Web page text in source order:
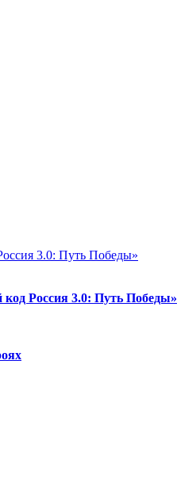
Россия 3.0: Путь Победы»